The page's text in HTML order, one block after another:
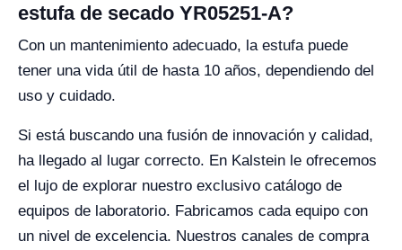
estufa de secado YR05251-A?
Con un mantenimiento adecuado, la estufa puede
tener una vida útil de hasta 10 años, dependiendo del
uso y cuidado.
Si está buscando una fusión de innovación y calidad,
ha llegado al lugar correcto. En Kalstein le ofrecemos
el lujo de explorar nuestro exclusivo catálogo de
equipos de laboratorio. Fabricamos cada equipo con
un nivel de excelencia. Nuestros canales de compra